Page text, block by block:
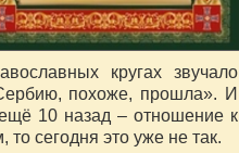
кругах звучало
похоже, прошла». И
10 назад – отношение к
сегодня это уже не так.